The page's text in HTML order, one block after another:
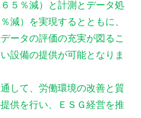
５％減）と計測とデータ処
減）を実現するとともに、
ータの評価の充実が図るこ
設備の提供が可能となりま
して、労働環境の改善と質
供を行い、ＥＳＧ経営を推